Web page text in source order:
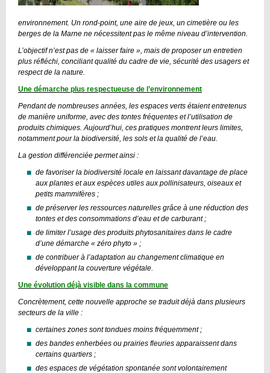
environnement. Un rond-point, une aire de jeux, un cimetière ou les
berges de la Marne ne nécessitent pas le même niveau d’intervention.
L’objectif n’est pas de « laisser faire », mais de proposer un entretien
plus réfléchi, conciliant qualité du cadre de vie, sécurité des usagers et
respect de la nature.
Une démarche plus respectueuse de l’environnement
Pendant de nombreuses années, les espaces verts étaient entretenus
de manière uniforme, avec des tontes fréquentes et l’utilisation de
produits chimiques. Aujourd’hui, ces pratiques montrent leurs limites,
notamment pour la biodiversité, les sols et la qualité de l’eau.
La gestion différenciée permet ainsi :
de favoriser la biodiversité locale en laissant davantage de place
aux plantes et aux espèces utiles aux pollinisateurs, oiseaux et
petits mammifères ;
de préserver les ressources naturelles grâce à une réduction des
tontes et des consommations d’eau et de carburant ;
de limiter l’usage des produits phytosanitaires dans le cadre
d’une démarche « zéro phyto » ;
de contribuer à l’adaptation au changement climatique en
développant la couverture végétale.
Une évolution déjà visible dans la commune
Concrètement, cette nouvelle approche se traduit déjà dans plusieurs
secteurs de la ville :
certaines zones sont tondues moins fréquemment ;
des bandes enherbées ou prairies fleuries apparaissent dans
certains quartiers ;
des espaces de végétation spontanée sont volontairement